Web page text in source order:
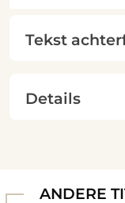
Tekst
Details
ANDERE